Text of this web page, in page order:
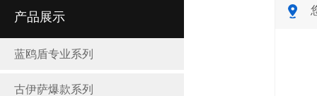
产品展示
蓝鸥盾专业系列
古伊萨爆款系列